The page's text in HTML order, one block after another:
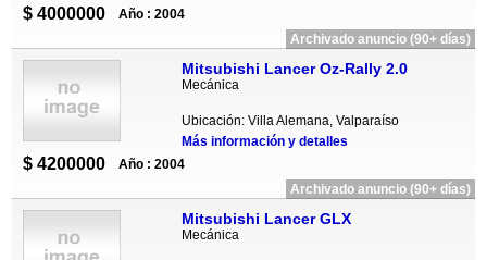
$ 4000000
Año : 2004
Archivado anuncio (90+ días)
Mitsubishi Lancer Oz-Rally 2.0
Mecánica
Ubicación: Villa Alemana, Valparaíso
Más información y detalles
$ 4200000
Año : 2004
Archivado anuncio (90+ días)
Mitsubishi Lancer GLX
Mecánica